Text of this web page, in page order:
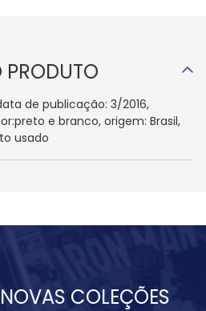
PRODUTO
de publicação: 3/2016,
e branco, origem: Brasil,
usado
COLEÇÕES